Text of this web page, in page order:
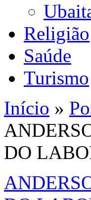
Religião
Saúde
Turismo
Início »
DO